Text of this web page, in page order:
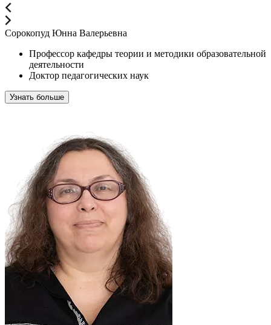
Сорокопуд Юнна Валерьевна
Профессор кафедры теории и методики образовательной
деятельности
Доктор педагогических наук
Узнать больше